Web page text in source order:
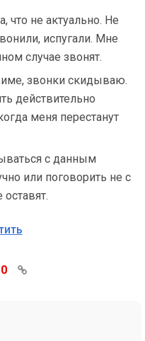
что не актуально. Не
испугали. Мне
случае звонят.
звонки скидываю.
действительно
меня перестанут
с данным
или поговорить не с
0